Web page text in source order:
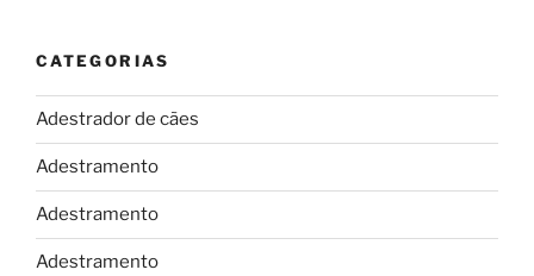
CATEGORIAS
Adestrador de cães
Adestramento
Adestramento
Adestramento